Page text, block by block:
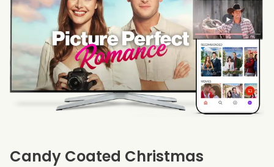
Candy Coated Christmas